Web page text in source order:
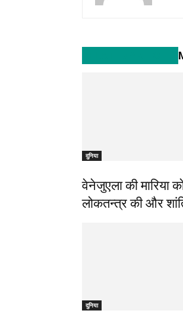
दुनिया
वेनेजुएला की मारिया
लोकतन्त्र की और
दुनिया